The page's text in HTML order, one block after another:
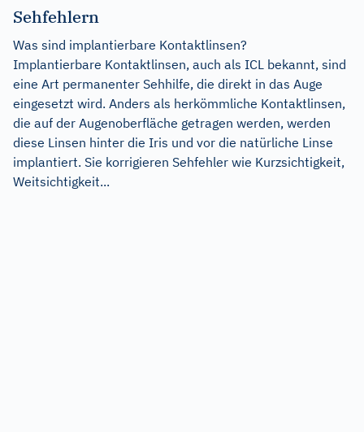
Sehfehlern
Was sind implantierbare Kontaktlinsen?
Implantierbare Kontaktlinsen, auch als ICL bekannt, sind
eine Art permanenter Sehhilfe, die direkt in das Auge
eingesetzt wird. Anders als herkömmliche Kontaktlinsen,
die auf der Augenoberfläche getragen werden, werden
diese Linsen hinter die Iris und vor die natürliche Linse
implantiert. Sie korrigieren Sehfehler wie Kurzsichtigkeit,
Weitsichtigkeit...